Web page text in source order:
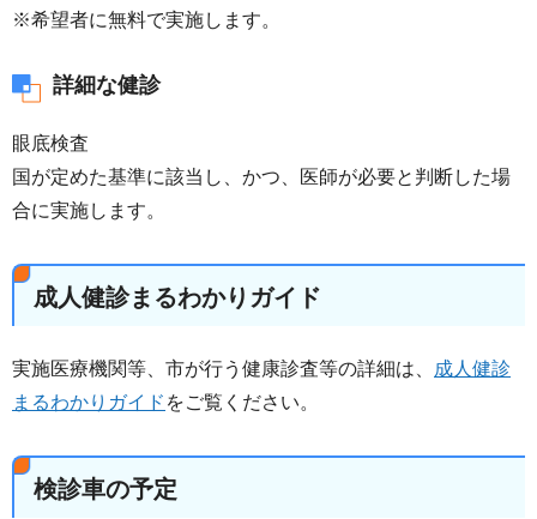
※希望者に無料で実施します。
詳細な健診
眼底検査
国が定めた基準に該当し、かつ、医師が必要と判断した場
合に実施します。
成人健診まるわかりガイド
実施医療機関等、市が行う健康診査等の詳細は、
成人健診
まるわかりガイド をご覧ください。
検診車の予定